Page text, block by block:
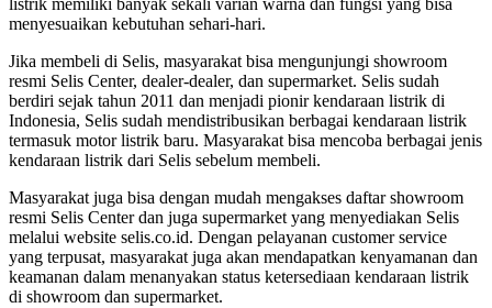
listrik memiliki banyak sekali varian warna dan fungsi yang bisa
menyesuaikan kebutuhan sehari-hari.
Jika membeli di Selis, masyarakat bisa mengunjungi showroom
resmi Selis Center, dealer-dealer, dan supermarket. Selis sudah
berdiri sejak tahun 2011 dan menjadi pionir kendaraan listrik di
Indonesia, Selis sudah mendistribusikan berbagai kendaraan listrik
termasuk motor listrik baru. Masyarakat bisa mencoba berbagai jenis
kendaraan listrik dari Selis sebelum membeli.
Masyarakat juga bisa dengan mudah mengakses daftar showroom
resmi Selis Center dan juga supermarket yang menyediakan Selis
melalui website selis.co.id. Dengan pelayanan customer service
yang terpusat, masyarakat juga akan mendapatkan kenyamanan dan
keamanan dalam menanyakan status ketersediaan kendaraan listrik
di showroom dan supermarket.